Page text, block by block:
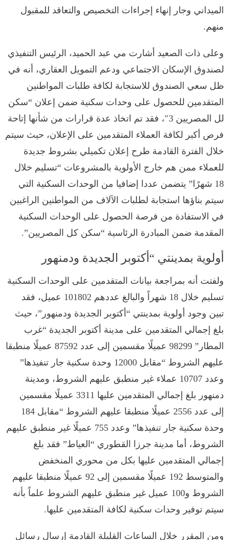
الميداني وجار إنهاء إجراءات التخصيص والتعاقد للمقبول
منهم.
وعلى ذات الصعيد أشارت مي عبد الحميد، الرئيس التنفيذي
لصندوق الإسكان الاجتماعي ودعم التمويل العقاري، أنه في
ظل سعي الصندوق للاستجابة لكافة طلبات المواطنين
المتقدمين للحصول على وحدات سكنية ضمن إعلان “سكن
لل المصريين 3″، فقد تم اتخاذ عدة قرارات من شأنها إتاحة
فرص أكبر لكافة العملاء المتقدمين على الإعلان، حيث سيتم
خلال الفترة القادمة طرح إعلان تكميلي بشروط جديدة
للعملاء ممن هم خارج الأولوية بالمشروعات “تسليم خلال
18 شهرًا” يتضمن عددا إضافيا من الوحدات السكنية التي
سيتم بناؤها استجابة لطلبات الآلاف من المواطنين الراغبين
في الاستفادة من فرصة الحصول على الوحدات السكنية
المقدمة ضمن المبادرة الرئاسية “سكن كل المصريين”.
أولوية بمدينتي “أكتوبر الجديدة ودمنهور
ولفتت أنه بمراجعة بيانات المتقدمين على الوحدات السكنية
تسليم خلال 18 شهراً والبالغ عددهم 101802 عميل، فقد
تبين وجود أولوية بمدينتي “أكتوبر الجديدة ودمنهور”، حيث
بلغ إجمالي المتقدمين على مدينة أكتوبر الجديدة “غرب
المطار” 98299 عميلًا مقسمين إلى عدد 87592 عميلًا منطبقا
عليهم الشروط “مقابل 12000 وحدة سكنية جار تنفيذها”
وعدد 10707 عملاء غير منطبق عليهم الشروط، ومدينة
دمنهور بلغ إجمالي المتقدمين عليها 3311 عميلًا مقسمين
إلى عدد 2556 عميلًا منطبقا عليهم الشروط “مقابل 184
وحدة سكنية جار تنفيذها” وعدد 755 عميلًا غير منطبق عليهم
الشروط، أما مدينة جرزا القطوري “العياط” فقد بلغ
إجمالي المتقدمين عليها بكل من محوري المنخفض
والمتوسط 192 عميلًا مقسمين إلى 92 عميلًا منطبقا عليهم
الشروط و100 عميل غير منطبق عليهم الشروط علماً بأنه
سيتم توفير وحدات سكنية لكافة المتقدمين عليها.
ومن المقرر خلال الساعات القليلة القادمة إرسال رسائل